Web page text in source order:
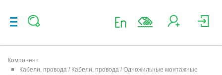
Компонент
Кабели, провода / Кабели, провода / Одножильные монтажные